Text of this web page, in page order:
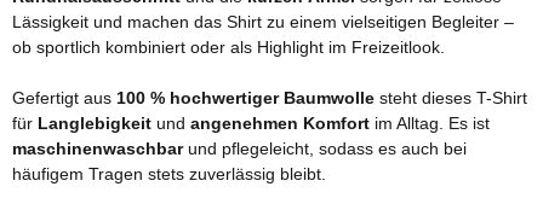
Lässigkeit und machen das Shirt zu einem vielseitigen Begleiter –
ob sportlich kombiniert oder als Highlight im Freizeitlook.
Gefertigt aus 100 % hochwertiger Baumwolle steht dieses T-Shirt
für Langlebigkeit und angenehmen Komfort im Alltag. Es ist
maschinenwaschbarund pflegeleicht, sodass es auch bei
häufigem Tragen stets zuverlässig bleibt.